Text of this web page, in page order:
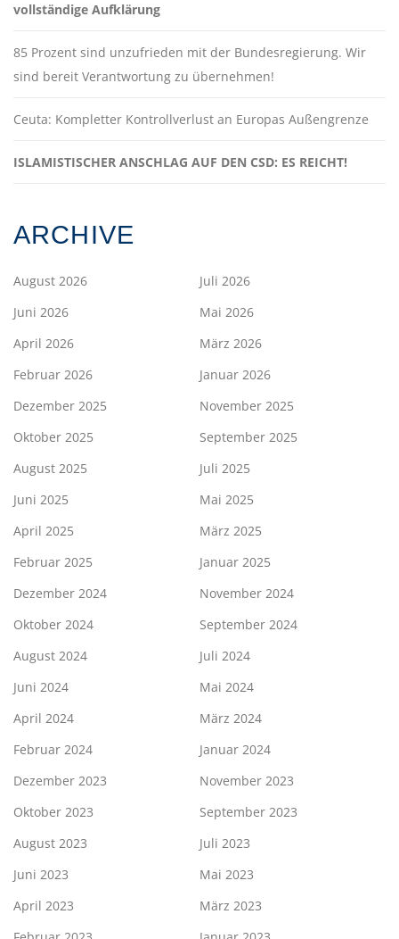
vollständige Aufklärung
85 Prozent sind unzufrieden mit der Bundesregierung. Wir
sind bereit Verantwortung zu übernehmen!
Ceuta: Kompletter Kontrollverlust an Europas Außengrenze
ISLAMISTISCHER ANSCHLAG AUF DEN CSD: ES REICHT!
ARCHIVE
August 2026
Juli 2026
Juni 2026
Mai 2026
April 2026
März 2026
Februar 2026
Januar 2026
Dezember 2025
November 2025
Oktober 2025
September 2025
August 2025
Juli 2025
Juni 2025
Mai 2025
April 2025
März 2025
Februar 2025
Januar 2025
Dezember 2024
November 2024
Oktober 2024
September 2024
August 2024
Juli 2024
Juni 2024
Mai 2024
April 2024
März 2024
Februar 2024
Januar 2024
Dezember 2023
November 2023
Oktober 2023
September 2023
August 2023
Juli 2023
Juni 2023
Mai 2023
April 2023
März 2023